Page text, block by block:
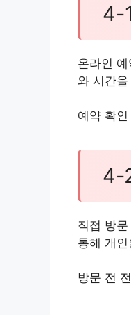
4-
온라인
와 시간
예약 확
4-
직접 방
통해 개
방문 전